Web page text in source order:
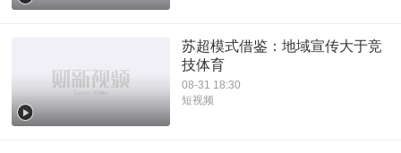
苏超模式借鉴：地域宣传大于竞
技体育
08-31 18:30
短视频